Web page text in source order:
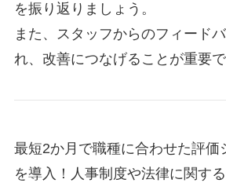
を振り返りましょう。
また、スタッフからのフィード
れ、改善につなげることが重要で
最短2か月で職種に合わせた評価
を導入！人事制度や法律に関す